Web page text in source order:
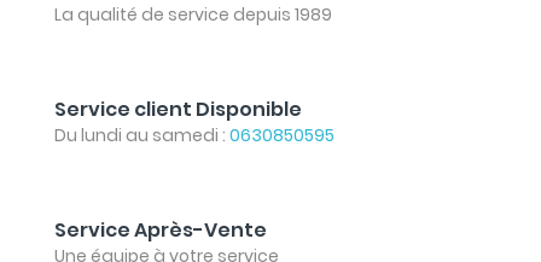
La qualité de service depuis 1989
Service client Disponible
Du lundi au samedi : 0630850595
Service Après-Vente
Une équipe à votre service